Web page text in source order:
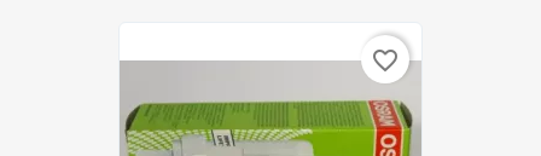
favorite_border